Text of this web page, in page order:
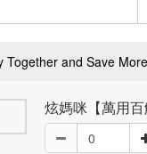
Together and Save More
炫媽咪【萬用百